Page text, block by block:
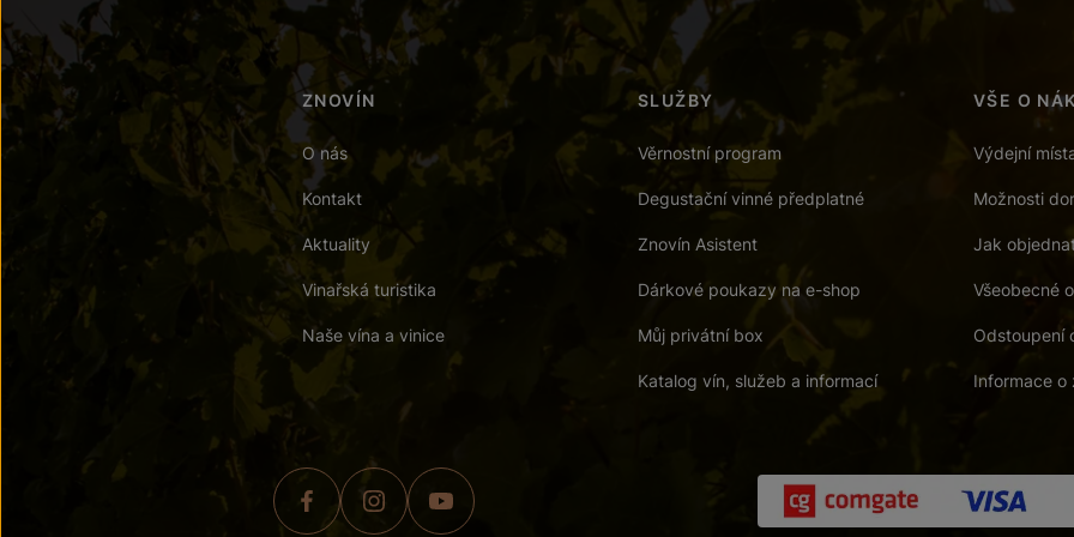
ZNOVÍN
O nás
Kontakt
Aktuality
Vinařská turistika
Naše vína a vinice
SLUŽBY
Věrnostní program
Degustační vinné předplatné
Znovín Asistent
Dárkové poukazy na e-shop
Můj privátní box
Katalog vín, služeb a informací
VŠE O
Výdejní
Možnosti
Jak
Všeobecné
Odstoupení
Informace o